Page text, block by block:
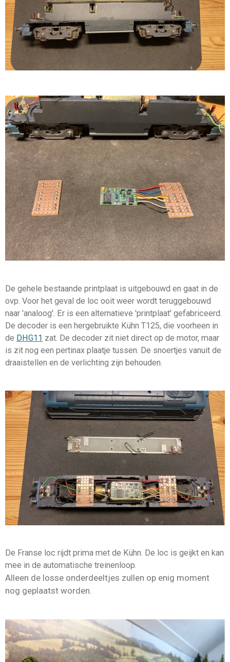
De gehele bestaande printplaat is uitgebouwd en gaat in de
ovp. Voor het geval de loc ooit weer wordt teruggebouwd
naar 'analoog'. Er is een alternatieve 'printplaat' gefabriceerd.
De decoder is een hergebruikte Kühn T125, die voorheen in
de DHG11 zat. De decoder zit niet direct op de motor, maar
is zit nog een pertinax plaatje tussen. De snoertjes vanuit de
draaistellen en de verlichting zijn behouden.
De Franse loc rijdt prima met de Kühn. De loc is geijkt en kan
mee in de automatische treinenloop.
Alleen de losse onderdeeltjes zullen op enig moment
nog geplaatst worden.